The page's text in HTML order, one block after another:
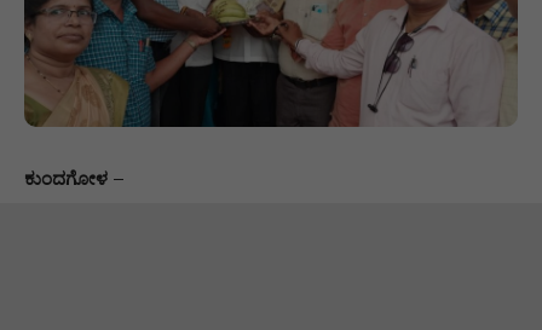
ಕುಂದಗೋಳ –